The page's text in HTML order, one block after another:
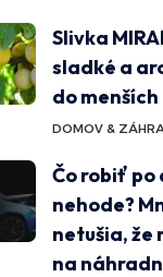
Slivka
sladké a
do
DOMOV &
Čo robiť po
nehode?
netušia, že
na